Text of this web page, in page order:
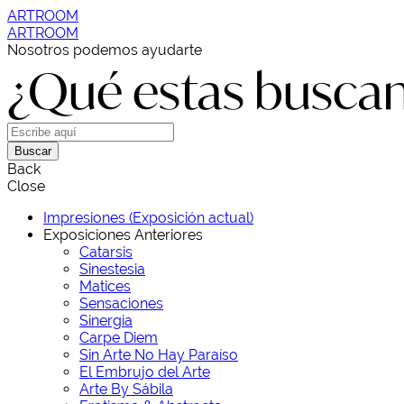
ARTROOM
ARTROOM
Nosotros podemos ayudarte
¿Qué estas
Buscar
Back
Close
Impresiones (Exposición actual)
Exposiciones Anteriores
Catarsis
Sinestesia
Matices
Sensaciones
Sinergia
Carpe Diem
Sin Arte No Hay Paraíso
El Embrujo del Arte
Arte By Sábila